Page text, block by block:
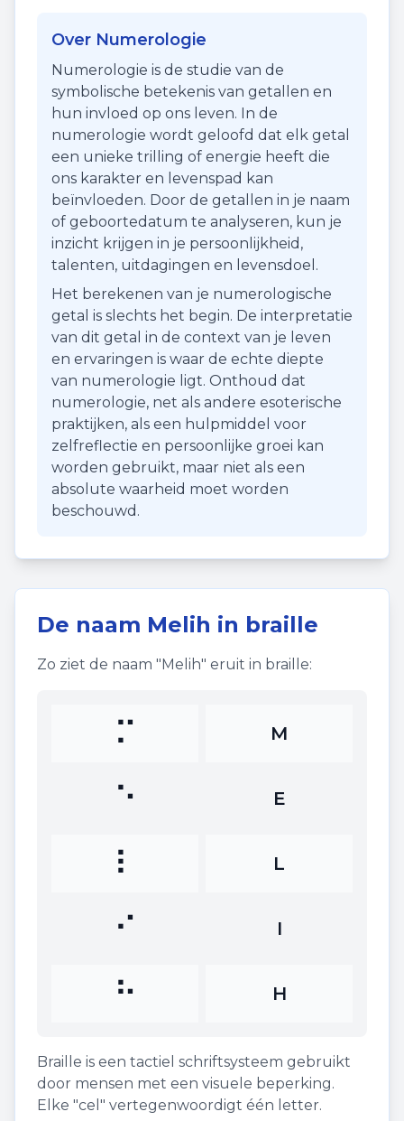
Over Numerologie
Numerologie is de studie van de
symbolische betekenis van getallen en
hun invloed op ons leven. In de
numerologie wordt geloofd dat elk getal
een unieke trilling of energie heeft die
ons karakter en levenspad kan
beïnvloeden. Door de getallen in je naam
of geboortedatum te analyseren, kun je
inzicht krijgen in je persoonlijkheid,
talenten, uitdagingen en levensdoel.
Het berekenen van je numerologische
getal is slechts het begin. De interpretatie
van dit getal in de context van je leven
en ervaringen is waar de echte diepte
van numerologie ligt. Onthoud dat
numerologie, net als andere esoterische
praktijken, als een hulpmiddel voor
zelfreflectie en persoonlijke groei kan
worden gebruikt, maar niet als een
absolute waarheid moet worden
beschouwd.
De naam Melih in braille
Zo ziet de naam "Melih" eruit in braille:
⠍ M
⠑ E
⠇ L
⠊ I
⠓ H
Braille is een tactiel schriftsysteem gebruikt
door mensen met een visuele beperking.
Elke "cel" vertegenwoordigt één letter.